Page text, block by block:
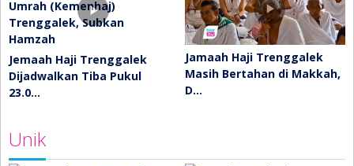
Jemaah Haji Trenggalek
Dijadwalkan Tiba Pukul
23.0…
Jamaah Haji Trenggalek
Masih Bertahan di Makkah,
D…
Unik